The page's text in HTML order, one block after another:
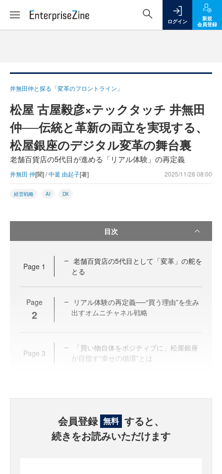
ログイン
新規
会員登録
井無田仲と探る「変革のフロントライン」
松屋 古屋毅彦×テックタッチ 井無田
仲──伝統と革新の両立を実現する、
松屋銀座のデジタル変革の舞台裏
老舗百貨店の5代目が進める「リアル体験」の再定義
井無田 仲[聞] /中釜 由起子[著] 2025/11/28 08:00
経営戦略 AI DX
目次
Page 1
老舗百貨店の5代目として「変革」の舵を
とる
Page
2
リアル体験の再定義──“買う理由”を生み
出すオムニチャネル戦略
Page 3
「買い物自体をポジティブに」松屋銀座
が目指す“幸せの循環”とは
会員登録 無料 すると、
続きをお読みいただけます